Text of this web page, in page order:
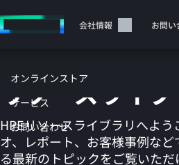
イ
テ
ツ
に
ス
会社情報 お問い
オンラインストア
サービス
お問い合わせ
リソースライ
HPEリソースライブラリへよ
オ、レポート、お客様事例な
る最新のトピックをご覧いただ